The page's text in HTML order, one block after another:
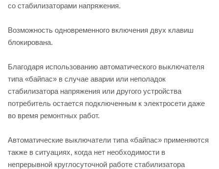
со стабилизаторами напряжения.
Возможность одновременного включения двух клавиш
блокирована.
Благодаря использованию автоматического выключателя
типа «байпас» в случае аварии или неполадок
стабилизатора напряжения или другого устройства
потребитель остается подключенным к электросети даже
во время ремонтных работ.
Автоматические выключатели типа «байпас» применяются
также в ситуациях, когда нет необходимости в
непрерывной круглосуточной работе стабилизатора